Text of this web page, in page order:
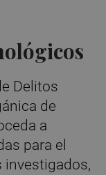
Delitos
de
a
para el
investigados,